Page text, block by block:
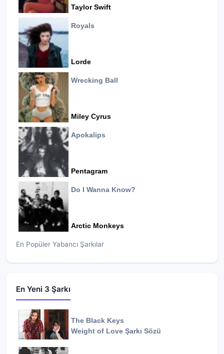
Taylor Swift
Royals
Lorde
Wrecking Ball
Miley Cyrus
Apokalips
Pentagram
Do I Wanna Know?
Arctic Monkeys
En Popüler Yabancı Şarkılar
En Yeni 3 Şarkı
The Black Keys
Weight of Love Şarkı Sözü